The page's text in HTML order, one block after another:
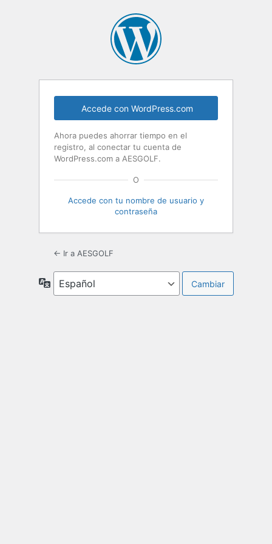
Accede con WordPress.com
Ahora puedes ahorrar tiempo en el
registro, al conectar tu cuenta de
WordPress.com a AESGOLF.
O
Accede con tu nombre de usuario y
contraseña
← Ir a AESGOLF
Idioma